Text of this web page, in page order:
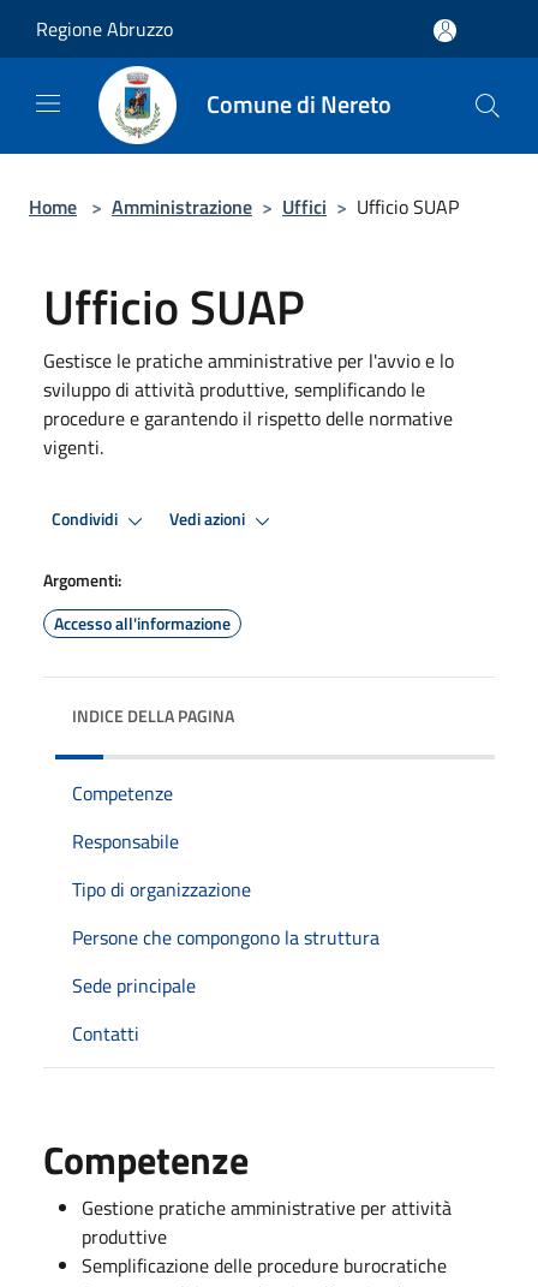
Regione Abruzzo
Comune di Nereto
Home > Amministrazione > Uffici > Ufficio SUAP
Ufficio SUAP
Gestisce le pratiche amministrative per l'avvio e lo
sviluppo di attività produttive, semplificando le
procedure e garantendo il rispetto delle normative
vigenti.
Condividi Vedi azioni
Argomenti:
Accesso all'informazione
INDICE DELLA PAGINA
Competenze
Responsabile
Tipo di organizzazione
Persone che compongono la struttura
Sede principale
Contatti
Competenze
Gestione pratiche amministrative per attività
produttive
Semplificazione delle procedure burocratiche